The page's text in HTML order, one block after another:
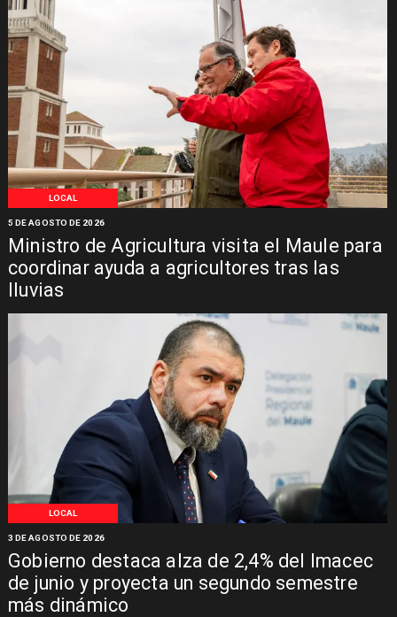
LOCAL
Ministro de Agricultura visita el Maule para
coordinar ayuda a agricultores tras las
lluvias
5 DE AGOSTO DE 2026
LOCAL
Gobierno destaca alza de 2,4% del Imacec
de junio y proyecta un segundo semestre
más dinámico
3 DE AGOSTO DE 2026